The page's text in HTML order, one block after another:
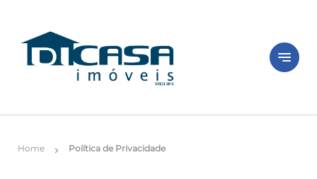
notes
Home chevron_right Política de Privacidade